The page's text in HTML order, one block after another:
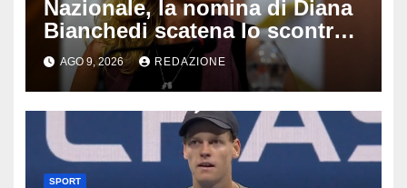
Nazionale, la nomina di Diana
Bianchedi scatena lo scontro
tra Figc e Coni: cosa sta
succedendo
AGO 9, 2026 REDAZIONE
SPORT